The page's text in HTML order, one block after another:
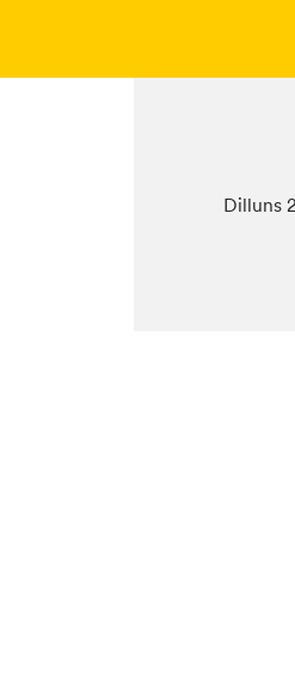
Dilluns